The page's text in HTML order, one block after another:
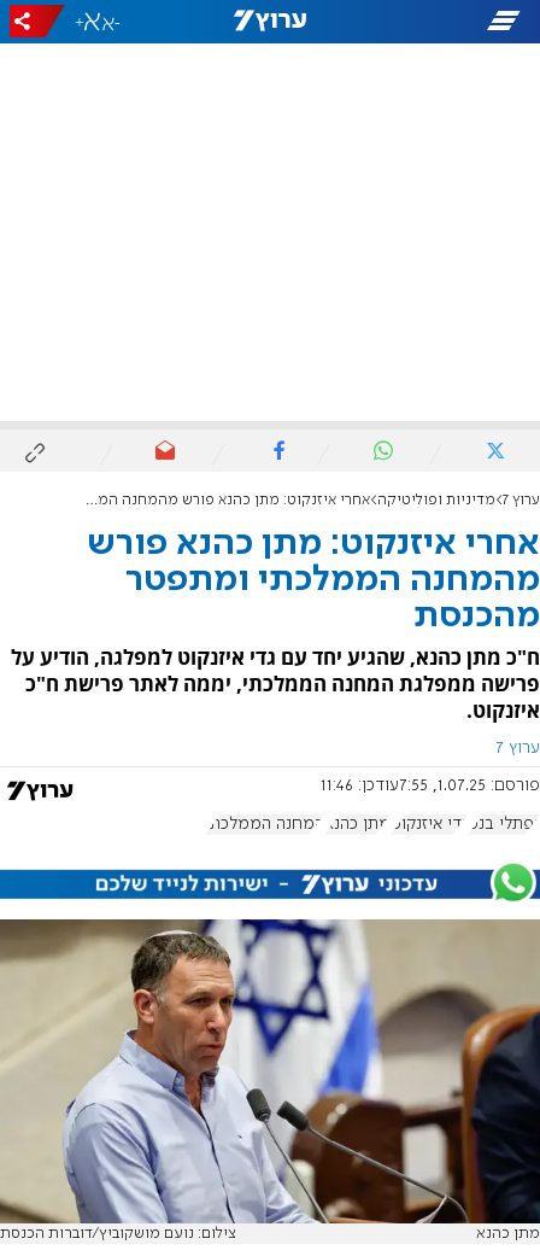
-
+
ערוץ 7 מדיניות ופוליטיקה אחרי איזנקוט: מתן כהנא פורש מהמחנה הממלכתי ומתפטר מהכנסת
אחרי איזנקוט: מתן כהנא פורש
מהמחנה הממלכתי ומתפטר
מהכנסת
ח"כ מתן כהנא, שהגיע יחד עם גדי איזנקוט למפלגה, הודיע על
פרישה ממפלגת המחנה הממלכתי, יממה לאתר פרישת ח"כ
איזנקוט.
ערוץ 7
פורסם: 1.07.25, 7:55 עודכן: 11:46
נפתלי בנט גדי איזנקוט מתן כהנא המחנה הממלכתי
מתן כהנא צילום: נועם מושקוביץ/דוברות הכנסת